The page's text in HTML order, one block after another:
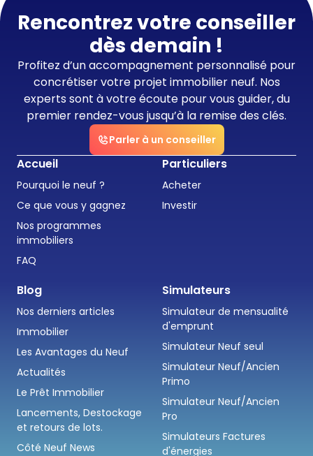
Rencontrez votre conseiller
dès demain !
Profitez d’un accompagnement personnalisé pour
concrétiser votre projet immobilier neuf. Nos
experts sont à votre écoute pour vous guider, du
premier rendez-vous jusqu’à la remise des clés.
Parler à un conseiller
Accueil
Pourquoi le neuf ?
Ce que vous y gagnez
Nos programmes
immobiliers
FAQ
Particuliers
Acheter
Investir
Blog
Nos derniers articles
Immobilier
Les Avantages du Neuf
Actualités
Le Prêt Immobilier
Lancements, Destockage
et retours de lots.
Côté Neuf News
Simulateurs
Simulateur de mensualité
d'emprunt
Simulateur Neuf seul
Simulateur Neuf/Ancien
Primo
Simulateur Neuf/Ancien
Pro
Simulateurs Factures
d'énergies